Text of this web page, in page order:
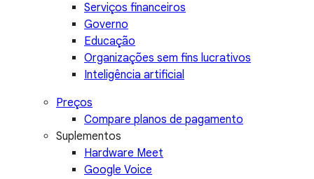
Serviços financeiros
Governo
Educação
Organizações sem fins lucrativos
Inteligência artificial
Preços
Compare planos de pagamento
Suplementos
Hardware Meet
Google Voice